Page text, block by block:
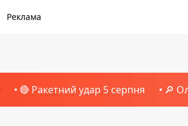
Реклама
🔴 Ракетний удар 5 серпня 🔎